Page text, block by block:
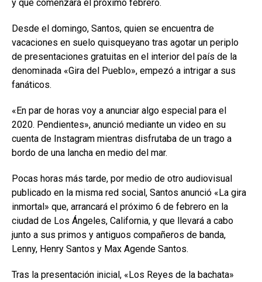
y que comenzará el próximo febrero.
Desde el domingo, Santos, quien se encuentra de
vacaciones en suelo quisqueyano tras agotar un periplo
de presentaciones gratuitas en el interior del país de la
denominada «Gira del Pueblo», empezó a intrigar a sus
fanáticos.
«En par de horas voy a anunciar algo especial para el
2020. Pendientes», anunció mediante un video en su
cuenta de Instagram mientras disfrutaba de un trago a
bordo de una lancha en medio del mar.
Pocas horas más tarde, por medio de otro audiovisual
publicado en la misma red social, Santos anunció «La gira
inmortal» que, arrancará el próximo 6 de febrero en la
ciudad de Los Ángeles, California, y que llevará a cabo
junto a sus primos y antiguos compañeros de banda,
Lenny, Henry Santos y Max Agende Santos.
Tras la presentación inicial, «Los Reyes de la bachata»